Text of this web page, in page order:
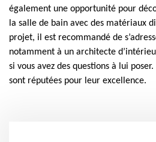
également une opportunité pour
la salle de bain avec des matériaux
projet, il est recommandé de
notamment à un architecte
si vous avez des questions à lui
sont réputées pour leur excellence.